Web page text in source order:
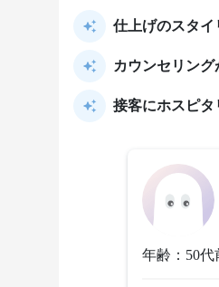
仕上げのスタイ
カウンセリング
接客にホスピタ
年齢：50代